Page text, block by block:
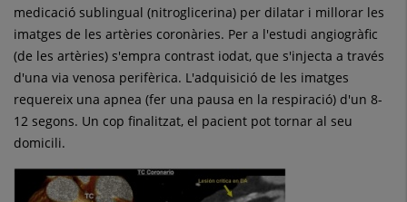
medicació sublingual (nitroglicerina) per dilatar i millorar les
imatges de les artèries coronàries. Per a l'estudi angiogràfic
(de les artèries) s'empra contrast iodat, que s'injecta a través
d'una via venosa perifèrica. L'adquisició de les imatges
requereix una apnea (fer una pausa en la respiració) d'un 8-
12 segons. Un cop finalitzat, el pacient pot tornar al seu
domicili.